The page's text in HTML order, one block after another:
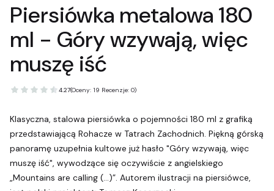
Piersiówka metalowa 180
ml - Góry wzywają, więc
muszę iść
4.27(Oceny: 19 Recenzje: 0)
Klasyczna, stalowa piersiówka o pojemności 180 ml z grafiką
przedstawiającą Rohacze w Tatrach Zachodnich. Piękną górską
panoramę uzupełnia kultowe już hasło "Góry wzywają, więc
muszę iść", wywodzące się oczywiście z angielskiego
„Mountains are calling (...)”. Autorem ilustracji na piersiówce,